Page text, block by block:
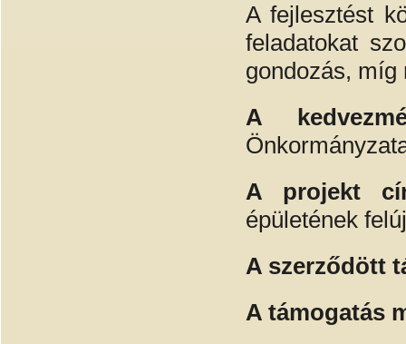
A fejlesztést
feladatokat
gondozás, míg
A
A projekt
épületének
A szerződött
A támogatás